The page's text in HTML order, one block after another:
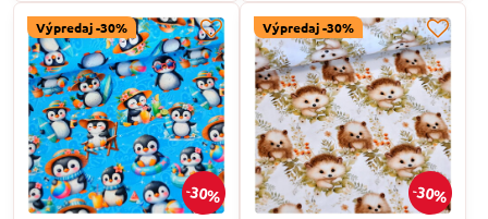
30%
Výpredaj -30%
30%
Výpredaj -30%